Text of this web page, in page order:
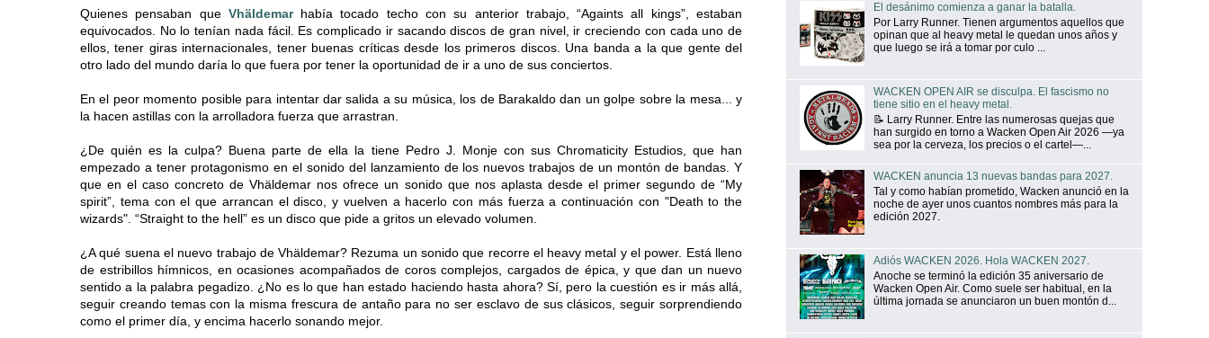
Quienes pensaban que Vhäldemarhabía tocado techo con su anterior trabajo, “Againts all kings”, estaban
equivocados. No lo tenían nada fácil. Es complicado ir sacando discos de gran nivel, ir creciendo con cada uno de
ellos, tener giras internacionales, tener buenas críticas desde los primeros discos. Una banda a la que gente del
otro lado del mundo daría lo que fuera por tener la oportunidad de ir a uno de sus conciertos.
En el peor momento posible para intentar dar salida a su música, los de Barakaldo dan un golpe sobre la mesa... y
la hacen astillas con la arrolladora fuerza que arrastran.
¿De quién es la culpa? Buena parte de ella la tiene Pedro J. Monje con sus Chromaticity Estudios, que han
empezado a tener protagonismo en el sonido del lanzamiento de los nuevos trabajos de un montón de bandas. Y
que en el caso concreto de Vhäldemar nos ofrece un sonido que nos aplasta desde el primer segundo de “My
spirit”, tema con el que arrancan el disco, y vuelven a hacerlo con más fuerza a continuación con "Death to the
wizards". “Straight to the hell” es un disco que pide a gritos un elevado volumen.
¿A qué suena el nuevo trabajo de Vhäldemar? Rezuma un sonido que recorre el heavy metal y el power. Está lleno
de estribillos hímnicos, en ocasiones acompañados de coros complejos, cargados de épica, y que dan un nuevo
sentido a la palabra pegadizo. ¿No es lo que han estado haciendo hasta ahora? Sí, pero la cuestión es ir más allá,
seguir creando temas con la misma frescura de antaño para no ser esclavo de sus clásicos, seguir sorprendiendo
como el primer día, y encima hacerlo sonando mejor.
El desánimo comienza a ganar la batalla.
Por Larry Runner. Tienen argumentos aquellos que
opinan que al heavy metal le quedan unos años y
que luego se irá a tomar por culo ...
WACKEN OPEN AIR se disculpa. El fascismo no
tiene sitio en el heavy metal.
📝 Larry Runner. Entre las numerosas quejas que
han surgido en torno a Wacken Open Air 2026 —ya
sea por la cerveza, los precios o el cartel—...
WACKEN anuncia 13 nuevas bandas para 2027.
Tal y como habían prometido, Wacken anunció en la
noche de ayer unos cuantos nombres más para la
edición 2027.
Adiós WACKEN 2026. Hola WACKEN 2027.
Anoche se terminó la edición 35 aniversario de
Wacken Open Air. Como suele ser habitual, en la
última jornada se anunciaron un buen montón d...